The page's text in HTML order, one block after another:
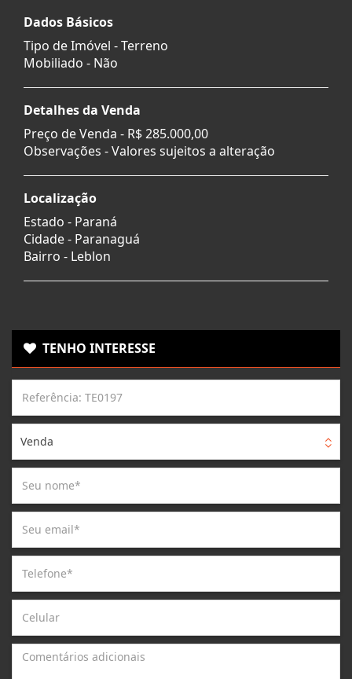
Dados Básicos
Tipo de Imóvel - Terreno
Mobiliado - Não
Detalhes da Venda
Preço de Venda - R$ 285.000,00
Observações - Valores sujeitos a alteração
Localização
Estado - Paraná
Cidade - Paranaguá
Bairro - Leblon
TENHO INTERESSE
Venda